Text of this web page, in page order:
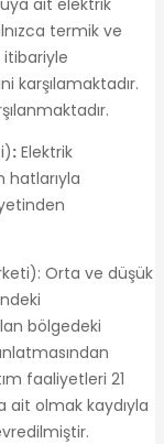
termik ve
itibariyle
karşılamaktadır.
: Elektrik
hatlarıyla
Orta ve düşük
bölgedeki
faaliyetleri 21
ait olmak kaydıyla